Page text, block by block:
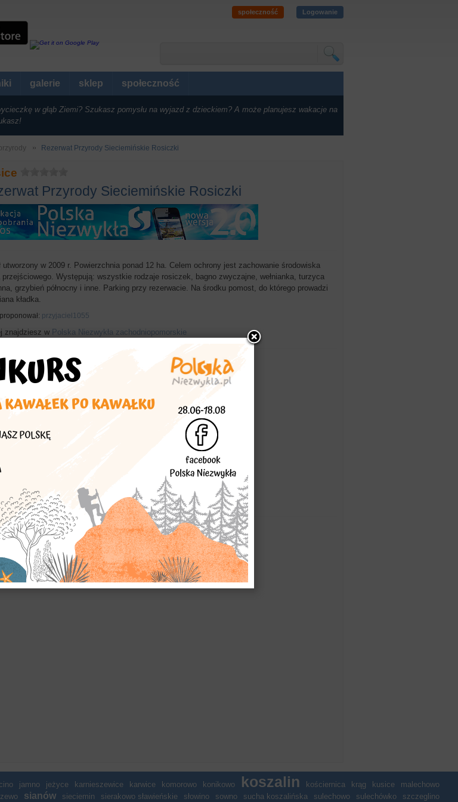
społeczność Logowanie
galerie sklep społeczność
w głąb Ziemi? Szukasz pomysłu na wyjazd z dzieckiem? A może planujesz wakacje na
Rezerwat Przyrody Sieciemińskie Rosiczki
Przyrody Sieciemińskie Rosiczki
utworzony w 2009 r. Powierzchnia ponad 12 ha. Celem ochrony jest zachowanie środowiska
przejściowego. Występują: wszystkie rodzaje rosiczek, bagno zwyczajne, wełnianka, turzyca
grzybień północny i inne. Parking przy rezerwacie. Na środku pomost, do którego prowadzi
kładka.
przyjaciel1055
znajdziesz w Polska Niezwykła zachodniopomorskie
przyrody rosiczki bagno przejściowe
jamno jeżyce karnieszewice karwice komorowo konikowo koszalin kościernica krąg kusice
malechowo
sianów sieciemin sierakowo sławieńskie słowino sowno sucha koszalińska sulechowo sulechówko szczeglino